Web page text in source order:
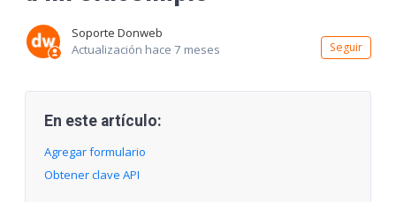
Soporte Donweb
Actualización hace 7 meses Seguir
En este artículo:
Agregar formulario
Obtener clave API